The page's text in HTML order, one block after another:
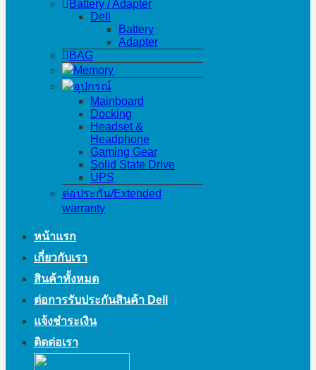
Battery / Adapter
Dell
Battery
Adapter
BAG
Memory
อุปกรณ์
Mainboard
Docking
Headset &
Headphone
Gaming Gear
Solid State Drive
UPS
ต่อประกัน/Extended
warranty
หน้าแรก
เกี่ยวกับเรา
สินค้าทั้งหมด
ต่อการรับประกันสินค้า Dell
แจ้งชำระเงิน
ติดต่อเรา